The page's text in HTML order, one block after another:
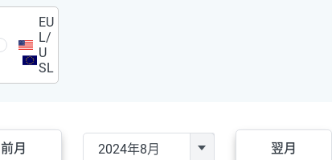
EU
L/
U
SL
前月 翌月